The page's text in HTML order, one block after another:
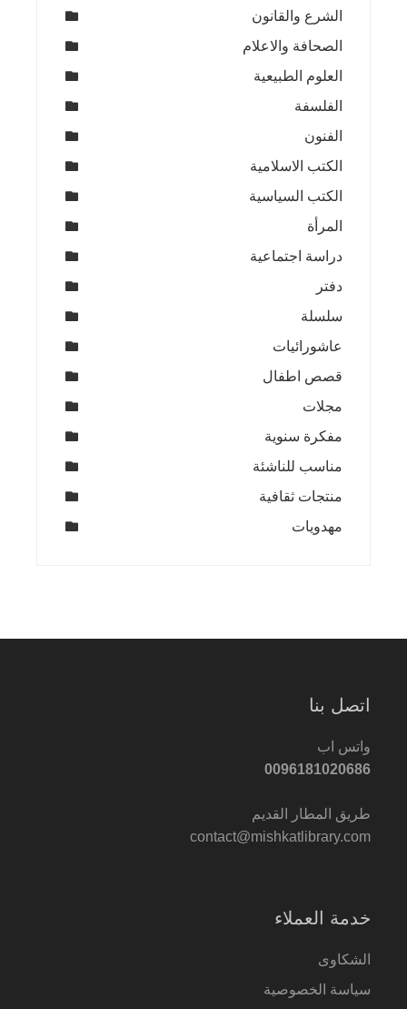
الشرع والقانون
الصحافة والاعلام
العلوم الطبيعية
الفلسفة
الفنون
الكتب الاسلامية
الكتب السياسية
المرأة
دراسة اجتماعية
دفتر
سلسلة
عاشورائيات
قصص اطفال
مجلات
مفكرة سنوية
مناسب للناشئة
منتجات ثقافية
مهدويات
اتصل بنا
واتس اب
0096181020686
طريق المطار القديم
contact@mishkatlibrary.com
خدمة العملاء
الشكاوى
سياسة الخصوصية